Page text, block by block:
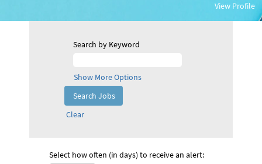
View Profile
Search by Keyword
Show More Options
Clear
Select how often (in days) to receive an alert: